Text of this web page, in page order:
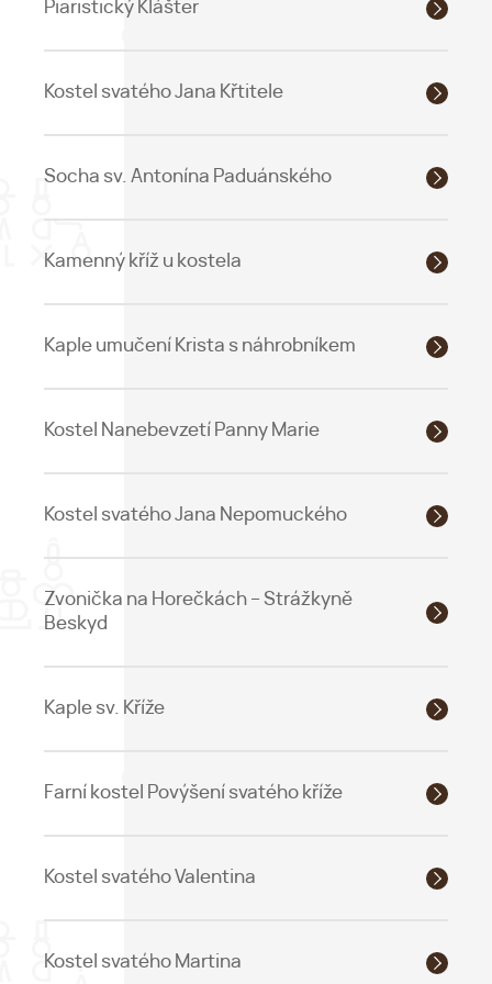
Piaristický Klášter
Kostel svatého Jana Křtitele
Socha sv. Antonína Paduánského
Kamenný kříž u kostela
Kaple umučení Krista s náhrobníkem
Kostel Nanebevzetí Panny Marie
Kostel svatého Jana Nepomuckého
Zvonička na Horečkách – Strážkyně
Beskyd
Kaple sv. Kříže
Farní kostel Povýšení svatého kříže
Kostel svatého Valentina
Kostel svatého Martina